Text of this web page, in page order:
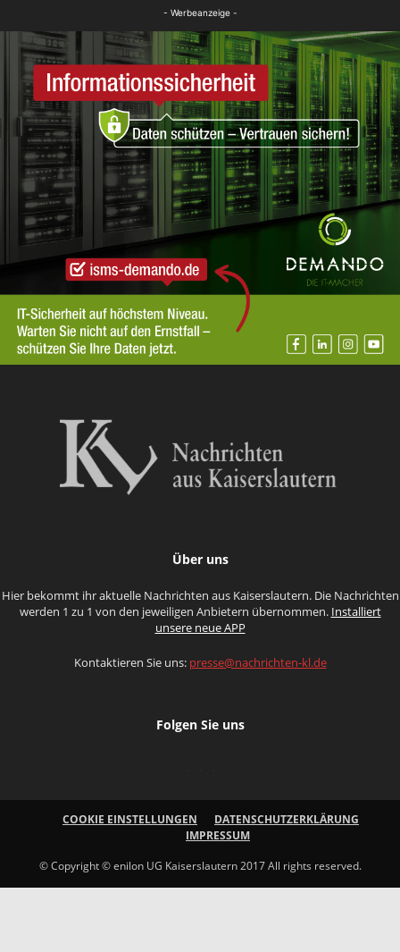
- Werbeanzeige -
Über uns
Hier bekommt ihr aktuelle Nachrichten aus Kaiserslautern. Die Nachrichten
werden 1 zu 1 von den jeweiligen Anbietern übernommen. Installiert
unsere neue APP
Kontaktieren Sie uns: presse@nachrichten-kl.de
Folgen Sie uns
COOKIE EINSTELLUNGEN
DATENSCHUTZERKLÄRUNG
IMPRESSUM
© Copyright © enilon UG Kaiserslautern 2017 All rights reserved.